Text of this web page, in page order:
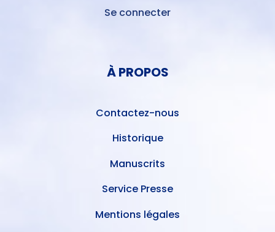
Se connecter
À PROPOS
Contactez-nous
Historique
Manuscrits
Service Presse
Mentions légales